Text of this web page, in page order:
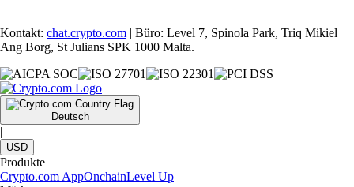
Kontakt: chat.crypto.com | Büro: Level 7, Spinola Park, Triq Mikiel
Ang Borg, St Julians SPK 1000 Malta.
Deutsch
|
USD
Produkte
Crypto.com AppOnchainLevel Up